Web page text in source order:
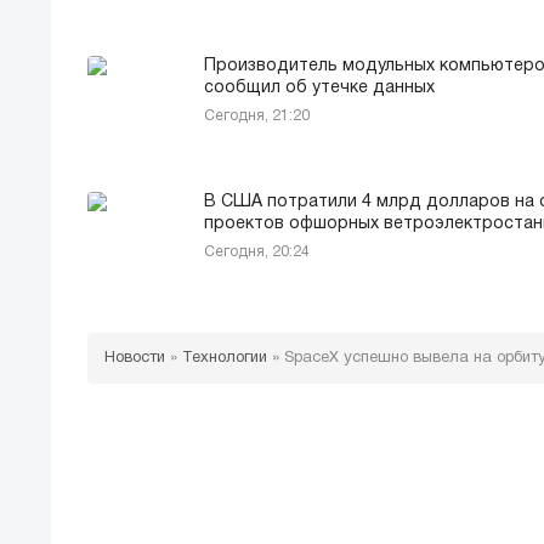
Производитель модульных
сообщил об утечке данных
Сегодня, 21:20
В США потратили 4 млрд долларов на
проектов офшорных
Сегодня, 20:24
Новости » Технологии » SpaceX успешно вывела на